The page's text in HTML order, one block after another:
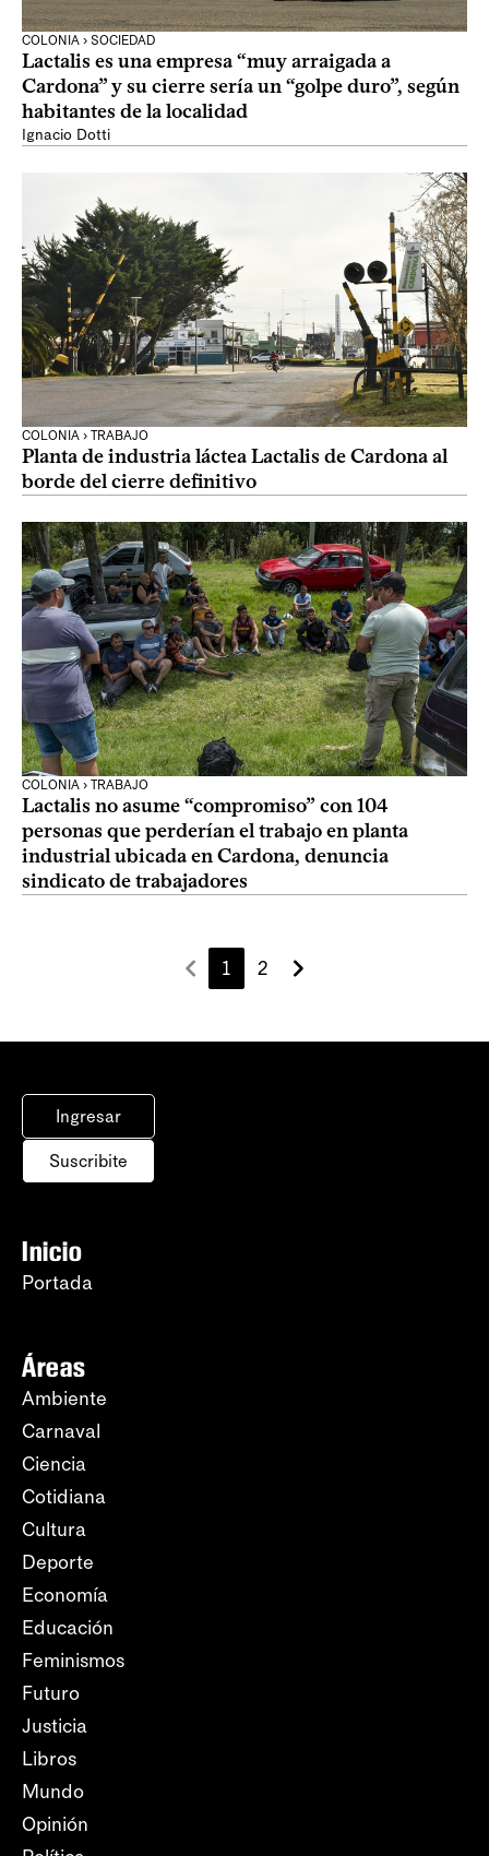
COLONIA › SOCIEDAD
Lactalis es una empresa “muy arraigada a
Cardona” y su cierre sería un “golpe duro”, según
habitantes de la localidad
Ignacio Dotti
COLONIA › TRABAJO
Planta de industria láctea Lactalis de Cardona al
borde del cierre definitivo
COLONIA › TRABAJO
Lactalis no asume “compromiso” con 104
personas que perderían el trabajo en planta
industrial ubicada en Cardona, denuncia
sindicato de trabajadores
1 2
Ingresar
Suscribite
Inicio
Portada
Áreas
Ambiente
Carnaval
Ciencia
Cotidiana
Cultura
Deporte
Economía
Educación
Feminismos
Futuro
Justicia
Libros
Mundo
Opinión